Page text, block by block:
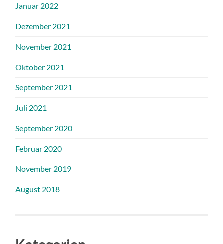
Januar 2022
Dezember 2021
November 2021
Oktober 2021
September 2021
Juli 2021
September 2020
Februar 2020
November 2019
August 2018